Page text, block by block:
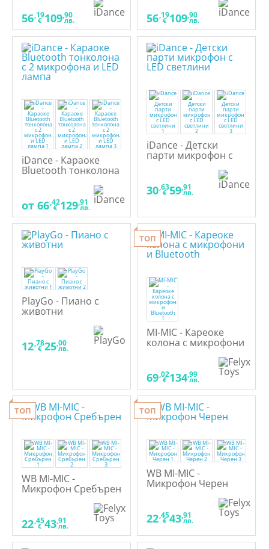
56,19
€ 109,90
лв. 56,19
€ 109,90
лв.
iDance - Караоке
Bluetooth тонколона
от 66,42
€ 129,91
лв.
iDance - Детски
парти микрофон с
LED светлини
30,63
€ 59,91
лв.
PlayGo - Пиано с
животни
12,78
€ 25,00
лв.
ТОП
MI-MIC - Кареоке
колона с микрофони
69,02
€ 134,99
лв.
ТОП
WB MI-MIC -
Микрофон Сребърен
22,45
€ 43,91
лв.
ТОП
WB MI-MIC -
Микрофон Черен
22,45
€ 43,91
лв.